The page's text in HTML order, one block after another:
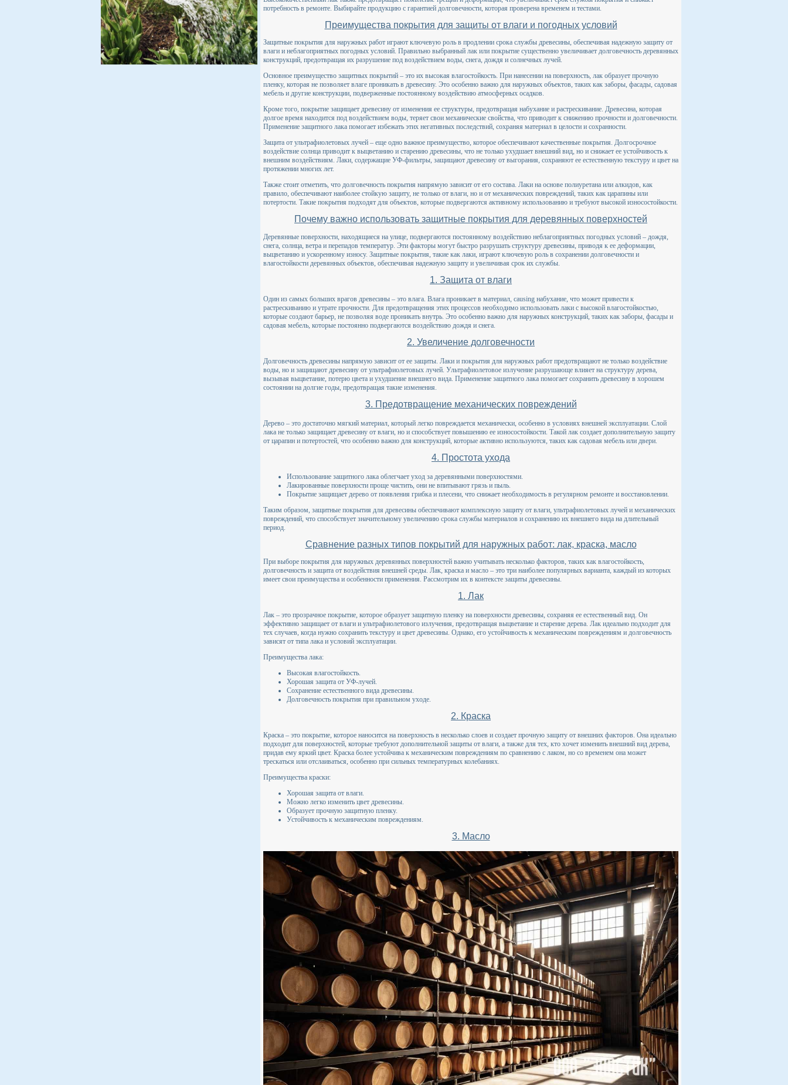
потребность в ремонте. Выбирайте продукцию с гарантией долговечности, которая проверена временем и тестами.
Преимущества покрытия для защиты от влаги и погодных условий
Защитные покрытия для наружных работ играют ключевую роль в продлении срока службы древесины, обеспечивая надежную защиту от
влаги и неблагоприятных погодных условий. Правильно выбранный лак или покрытие существенно увеличивает долговечность деревянных
конструкций, предотвращая их разрушение под воздействием воды, снега, дождя и солнечных лучей.
Основное преимущество защитных покрытий – это их высокая влагостойкость. При нанесении на поверхность, лак образует прочную
пленку, которая не позволяет влаге проникать в древесину. Это особенно важно для наружных объектов, таких как заборы, фасады, садовая
мебель и другие конструкции, подверженные постоянному воздействию атмосферных осадков.
Кроме того, покрытие защищает древесину от изменения ее структуры, предотвращая набухание и растрескивание. Древесина, которая
долгое время находится под воздействием воды, теряет свои механические свойства, что приводит к снижению прочности и долговечности.
Применение защитного лака помогает избежать этих негативных последствий, сохраняя материал в целости и сохранности.
Защита от ультрафиолетовых лучей – еще одно важное преимущество, которое обеспечивают качественные покрытия. Долгосрочное
воздействие солнца приводит к выцветанию и старению древесины, что не только ухудшает внешний вид, но и снижает ее устойчивость к
внешним воздействиям. Лаки, содержащие УФ-фильтры, защищают древесину от выгорания, сохраняют ее естественную текстуру и цвет на
протяжении многих лет.
Также стоит отметить, что долговечность покрытия напрямую зависит от его состава. Лаки на основе полиуретана или алкидов, как
правило, обеспечивают наиболее стойкую защиту, не только от влаги, но и от механических повреждений, таких как царапины или
потертости. Такие покрытия подходят для объектов, которые подвергаются активному использованию и требуют высокой износостойкости.
Почему важно использовать защитные покрытия для деревянных поверхностей
Деревянные поверхности, находящиеся на улице, подвергаются постоянному воздействию неблагоприятных погодных условий – дождя,
снега, солнца, ветра и перепадов температур. Эти факторы могут быстро разрушать структуру древесины, приводя к ее деформации,
выцветанию и ускоренному износу. Защитные покрытия, такие как лаки, играют ключевую роль в сохранении долговечности и
влагостойкости деревянных объектов, обеспечивая надежную защиту и увеличивая срок их службы.
1. Защита от влаги
Один из самых больших врагов древесины – это влага. Влага проникает в материал, causing набухание, что может привести к
растрескиванию и утрате прочности. Для предотвращения этих процессов необходимо использовать лаки с высокой влагостойкостью,
которые создают барьер, не позволяя воде проникать внутрь. Это особенно важно для наружных конструкций, таких как заборы, фасады и
садовая мебель, которые постоянно подвергаются воздействию дождя и снега.
2. Увеличение долговечности
Долговечность древесины напрямую зависит от ее защиты. Лаки и покрытия для наружных работ предотвращают не только воздействие
воды, но и защищают древесину от ультрафиолетовых лучей. Ультрафиолетовое излучение разрушающе влияет на структуру дерева,
вызывая выцветание, потерю цвета и ухудшение внешнего вида. Применение защитного лака помогает сохранить древесину в хорошем
состоянии на долгие годы, предотвращая такие изменения.
3. Предотвращение механических повреждений
Дерево – это достаточно мягкий материал, который легко повреждается механически, особенно в условиях внешней эксплуатации. Слой
лака не только защищает древесину от влаги, но и способствует повышению ее износостойкости. Такой лак создает дополнительную защиту
от царапин и потертостей, что особенно важно для конструкций, которые активно используются, таких как садовая мебель или двери.
4. Простота ухода
Использование защитного лака облегчает уход за деревянными поверхностями.
Лакированные поверхности проще чистить, они не впитывают грязь и пыль.
Покрытие защищает дерево от появления грибка и плесени, что снижает необходимость в регулярном ремонте и восстановлении.
Таким образом, защитные покрытия для древесины обеспечивают комплексную защиту от влаги, ультрафиолетовых лучей и механических
повреждений, что способствует значительному увеличению срока службы материалов и сохранению их внешнего вида на длительный
период.
Сравнение разных типов покрытий для наружных работ: лак, краска, масло
При выборе покрытия для наружных деревянных поверхностей важно учитывать несколько факторов, таких как влагостойкость,
долговечность и защита от воздействия внешней среды. Лак, краска и масло – это три наиболее популярных варианта, каждый из которых
имеет свои преимущества и особенности применения. Рассмотрим их в контексте защиты древесины.
1. Лак
Лак – это прозрачное покрытие, которое образует защитную пленку на поверхности древесины, сохраняя ее естественный вид. Он
эффективно защищает от влаги и ультрафиолетового излучения, предотвращая выцветание и старение дерева. Лак идеально подходит для
тех случаев, когда нужно сохранить текстуру и цвет древесины. Однако, его устойчивость к механическим повреждениям и долговечность
зависят от типа лака и условий эксплуатации.
Преимущества лака:
Высокая влагостойкость.
Хорошая защита от УФ-лучей.
Сохранение естественного вида древесины.
Долговечность покрытия при правильном уходе.
2. Краска
Краска – это покрытие, которое наносится на поверхность в несколько слоев и создает прочную защиту от внешних факторов. Она идеально
подходит для поверхностей, которые требуют дополнительной защиты от влаги, а также для тех, кто хочет изменить внешний вид дерева,
придав ему яркий цвет. Краска более устойчива к механическим повреждениям по сравнению с лаком, но со временем она может
трескаться или отслаиваться, особенно при сильных температурных колебаниях.
Преимущества краски:
Хорошая защита от влаги.
Можно легко изменить цвет древесины.
Образует прочную защитную пленку.
Устойчивость к механическим повреждениям.
3. Масло